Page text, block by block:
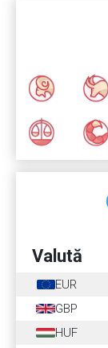
Valută
EUR
GBP
HUF